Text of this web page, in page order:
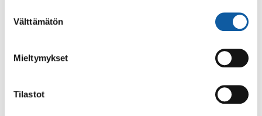
valinta
Välttämätön
Mieltymykset
Tilastot